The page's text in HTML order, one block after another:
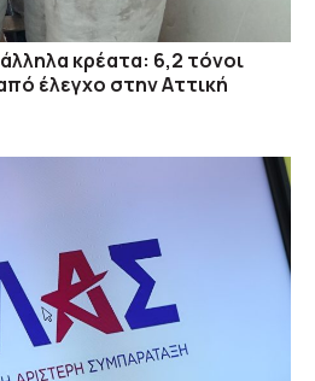
κρέατα: 6,2 τόνοι
έλεγχο στην Αττική